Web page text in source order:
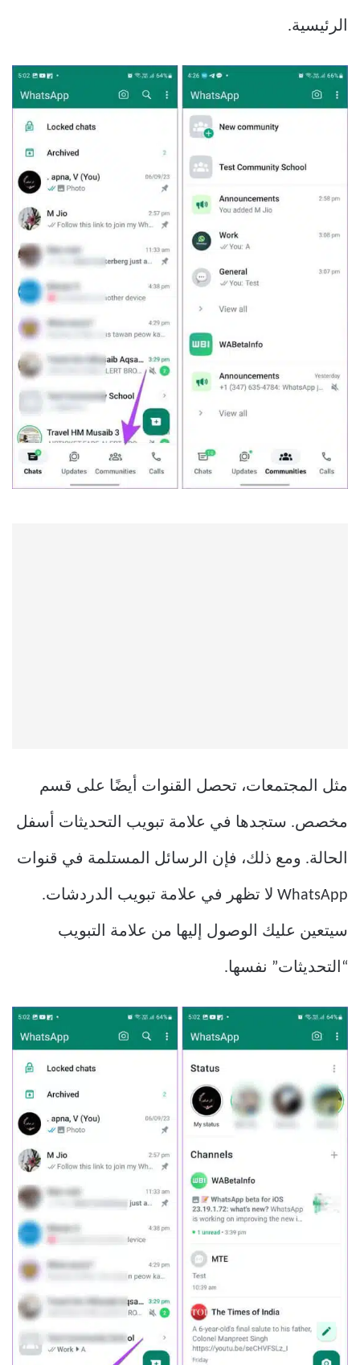
الرئيسية.
مثل المجتمعات، تحصل القنوات أيضًا على قسم
مخصص. ستجدها في علامة تبويب التحديثات أسفل
الحالة. ومع ذلك، فإن الرسائل المستلمة في قنوات
WhatsApp لا تظهر في علامة تبويب الدردشات.
سيتعين عليك الوصول إليها من علامة التبويب
“التحديثات” نفسها.